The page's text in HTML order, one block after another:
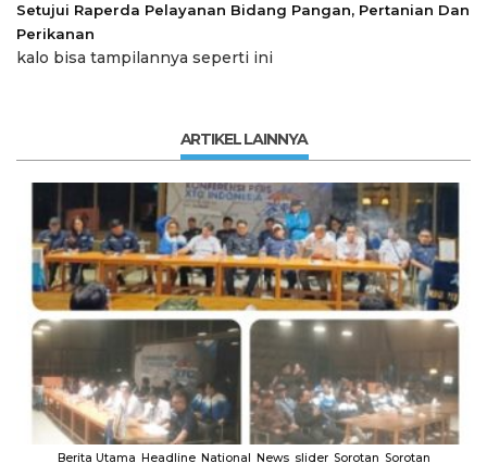
Setujui Raperda Pelayanan Bidang Pangan, Pertanian Dan
Perikanan
kalo bisa tampilannya seperti ini
ARTIKEL LAINNYA
Berita Utama Headline National News slider Sorotan Sorotan